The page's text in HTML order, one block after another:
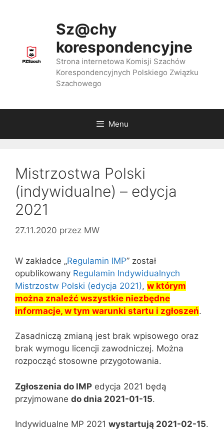
Sz@chy
korespondencyjne
Strona internetowa Komisji Szachów
Korespondencyjnych Polskiego Związku
Szachowego
Menu
Mistrzostwa Polski
(indywidualne) – edycja
2021
27.11.2020 przez MW
W zakładce „Regulamin IMP” został
opublikowany Regulamin Indywidualnych
Mistrzostw Polski (edycja 2021), w którym
można znaleźć wszystkie niezbędne
informacje, w tym warunki startu i zgłoszeń.
Zasadniczą zmianą jest brak wpisowego oraz
brak wymogu licencji zawodniczej. Można
rozpocząć stosowne przygotowania.
Zgłoszenia do IMP edycja 2021 będą
przyjmowane do dnia 2021-01-15.
Indywidualne MP 2021 wystartują 2021-02-15.